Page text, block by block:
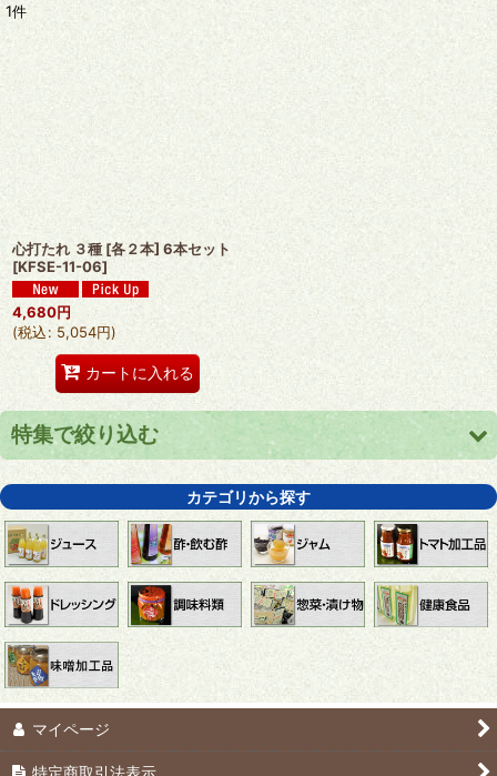
表示数
並び順
絞り込む
1件
心打たれ ３種 [各２本] 6本セット
[KFSE-11-06]
4,680円
(税込: 5,054円)
カートに入れる
特集で絞り込む
【送料無料】１箱まとめ買いで送料無料
心打たれ(こころうたれ)
ラー油にんにく
【送料込み】お試しセット
おすすめギフトセット
カテゴリから探す
マイページ